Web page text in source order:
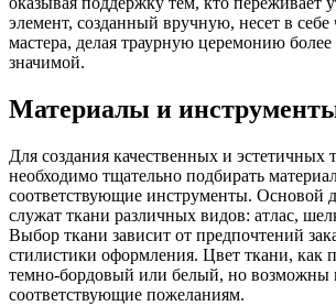
элемент, созданный вручную, несет в
мастера, делая траурную церемонию
значимой.
Материалы и
Для создания качественных и эстетичных
необходимо тщательно подбирать
соответствующие инструменты. Основой
служат ткани различных видов: атлас,
Выбор ткани зависит от предпочтений
стилистики оформления. Цвет ткани, как
темно-бордовый или белый, но возможны
соответствующие пожеланиям.